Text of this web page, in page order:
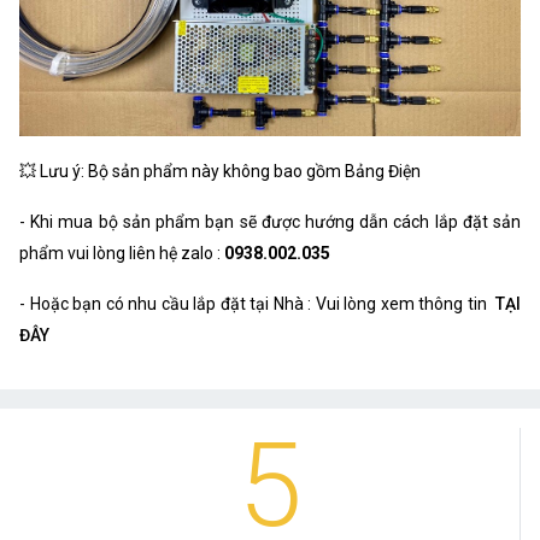
💥 Lưu ý: Bộ sản phẩm này không bao gồm Bảng Điện
- Khi mua bộ sản phẩm bạn sẽ được hướng dẫn cách lắp đặt sản
phẩm vui lòng liên hệ zalo : 0938.002.035
- Hoặc bạn có nhu cầu lắp đặt tại Nhà : Vui lòng xem thông tin TẠI
ĐÂY
5